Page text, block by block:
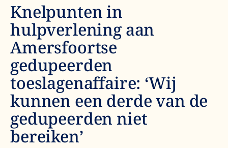
Knelpunten in
hulpverlening aan
Amersfoortse
gedupeerden
toeslagenaffaire: ‘Wij
kunnen een derde van de
gedupeerden niet
bereiken’